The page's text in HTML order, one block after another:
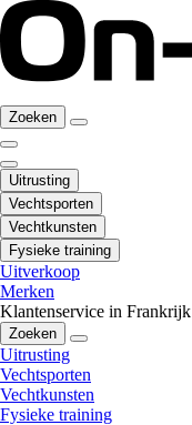
Zoeken
Uitrusting
Vechtsporten
Vechtkunsten
Fysieke training
Uitverkoop
Merken
Klantenservice in Frankrijk
Zoeken
Uitrusting
Vechtsporten
Vechtkunsten
Fysieke training